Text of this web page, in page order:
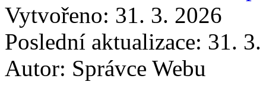
Vytvořeno: 31. 3. 2026
Poslední aktualizace: 31.
Autor: Správce Webu